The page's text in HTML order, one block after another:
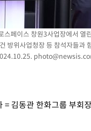
나스닥 1.3%↑
페이스 창원3사업장에서 열
방위사업청장 등 참석자들과
= 김동관 한화그룹 부회